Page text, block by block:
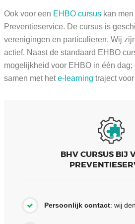
Ook voor een EHBO cursus kan
Preventieservice. De cursus is
verenigingen en particulieren. Wij
actief. Naast de standaard EHBO
mogelijkheid voor EHBO in één dag;
samen met hete-learning traject
BHV CURSUS BIJ
Persoonlijk contact: wij